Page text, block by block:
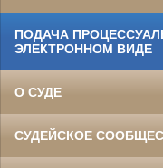
ПОДАЧА
ЭЛЕКТРОННОМ ВИДЕ
О СУДЕ
СУДЕЙСКОЕ